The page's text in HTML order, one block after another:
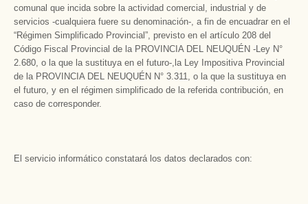
comunal que incida sobre la actividad comercial, industrial y de
servicios -cualquiera fuere su denominación-, a fin de encuadrar en el
“Régimen Simplificado Provincial”, previsto en el artículo 208 del
Código Fiscal Provincial de la PROVINCIA DEL NEUQUÉN -Ley N°
2.680, o la que la sustituya en el futuro-,la Ley Impositiva Provincial
de la PROVINCIA DEL NEUQUÉN N° 3.311, o la que la sustituya en
el futuro, y en el régimen simplificado de la referida contribución, en
caso de corresponder.
El servicio informático constatará los datos declarados con: